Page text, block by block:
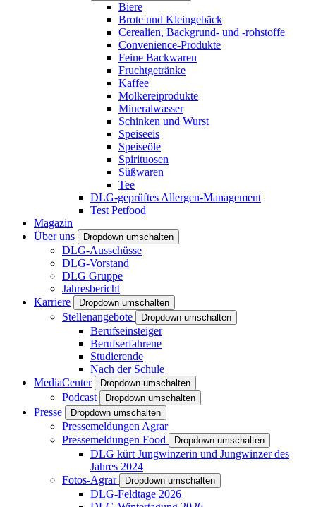
Biere
Brote und Kleingebäck
Cerealien, Backgrund- und -rohstoffe
Convenience-Produkte
Feine Backwaren
Fruchtgetränke
Kaffee
Molkereiprodukte
Mineralwasser
Schinken und Wurst
Speiseeis
Speiseöle
Spirituosen
Süßwaren
Tee
DLG-geprüftes Allergen-Management
Test Petfood
Magazin
Über uns
Dropdown umschalten
DLG-Ausschüsse
DLG-Vorstand
DLG Gruppe
Jahresbericht
Karriere
Dropdown umschalten
Stellenangebote Dropdown umschalten
Berufseinsteiger
Berufserfahrene
Studierende
Nach der Schule
MediaCenter
Dropdown umschalten
Podcast Dropdown umschalten
Presse Dropdown umschalten
Pressemeldungen Agrar
Pressemeldungen Food
Dropdown umschalten
DLG kürt Jungwinzerin und Jungwinzer des
Jahres 2024
Fotos-Agrar
Dropdown umschalten
DLG-Feldtage 2026